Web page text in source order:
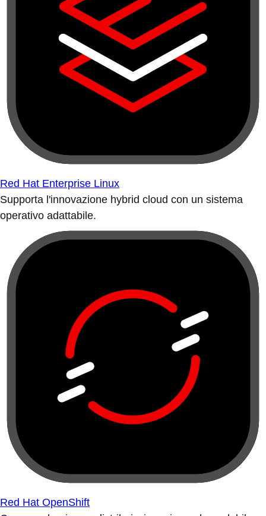
Red Hat Enterprise Linux
Supporta l'innovazione hybrid cloud con un sistema
operativo adattabile.
Red Hat OpenShift